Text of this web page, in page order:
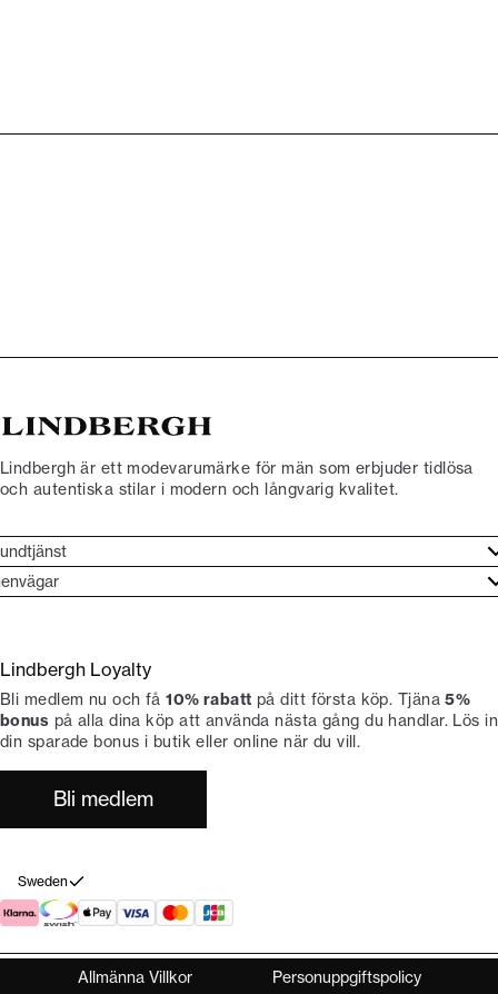
Lindbergh är ett modevarumärke för män som erbjuder tidlösa
och autentiska stilar i modern och långvarig kvalitet.
köp
Lindbergh-ambassadör
Lindbergh Loyalty
Bli medlem nu och få10% rabatt på ditt första köp. Tjäna5%
bonus på alla dina köp att använda nästa gång du handlar. Lös in
din sparade bonus i butik eller online när du vill.
Bli medlem
Sweden
Allmänna Villkor Personuppgiftspolicy